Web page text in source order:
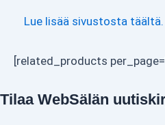
Lue lisää sivustosta täältä.
[related_products
Tilaa WebSälän